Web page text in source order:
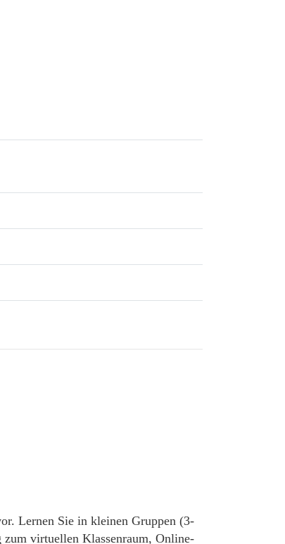
Lernen Sie in kleinen Gruppen (3-
zum virtuellen Klassenraum, Online-